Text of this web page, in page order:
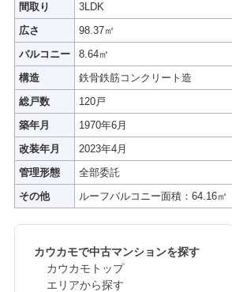
間取り
3LDK
広さ
98.37㎡
バルコニー
8.64㎡
構造
鉄骨鉄筋コンクリート造
総戸数
120戸
築年月
1970年6月
改装年月
2023年4月
管理形態
全部委託
その他
ルーフバルコニー面積：64.16㎡
カウカモで中古マンションを探す
カウカモトップ
エリアから探す